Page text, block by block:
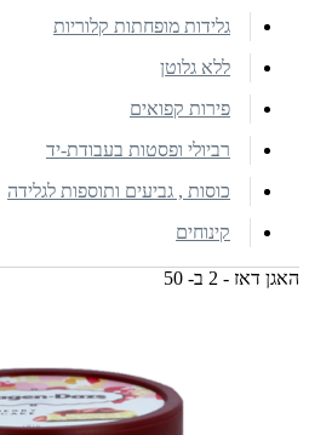
גלידות מופחתות קלוריות
ללא גלוטן
פירות קפואים
רביולי ופסטות בעבודת-יד
כוסות , גביעים ותוספות לגלידה
קינוחים
האגן דאז - 2 ב- 50